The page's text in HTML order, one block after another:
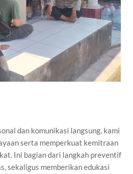
dan komunikasi langsung, kami
serta memperkuat kemitraan
Ini bagian dari langkah preventif
sekaligus memberikan edukasi